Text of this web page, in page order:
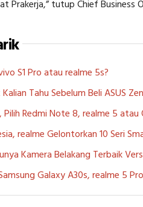
Prakerja,” tutup Chief Business
S1 Pro atau realme 5s?
Tahu Sebelum Beli ASUS
Pilih Redmi Note 8, realme 5
realme Gelontorkan 10 Seri
Kamera Belakang Terbaik
Galaxy A30s, realme 5